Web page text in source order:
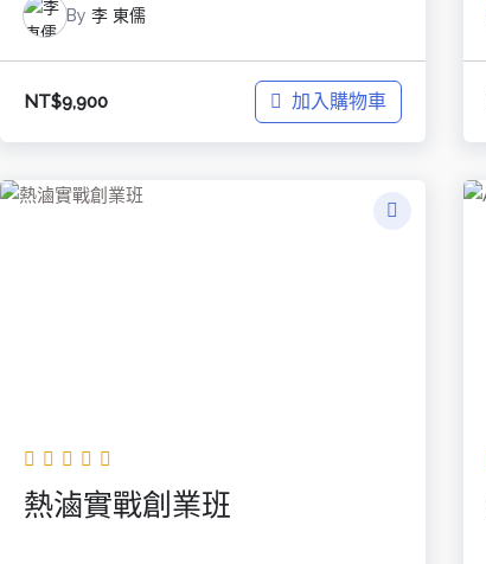
By 李 東儒
NT$9,900 加入購物車
熱滷實戰創業班